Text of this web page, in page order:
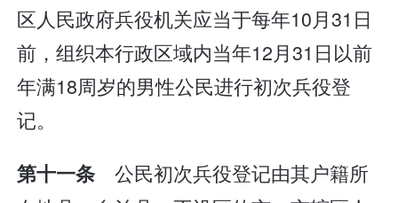
区人民政府兵役机关应当于每年10月31日
前，组织本行政区域内当年12月31日以前
年满18周岁的男性公民进行初次兵役登
记。
第十一条公民初次兵役登记由其户籍所